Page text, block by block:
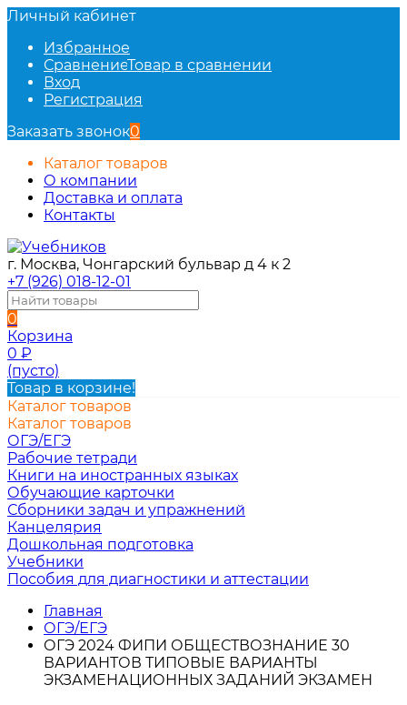
Личный кабинет
Избранное
СравнениеТовар в сравнении
Вход
Регистрация
Заказать звонок0
Каталог товаров
О компании
Доставка и оплата
Контакты
г. Москва, Чонгарский бульвар д 4 к 2
+7 (926) 018-12-01
0
Корзина
0 ₽
(пусто)
Товар в корзине!
Каталог товаров
Каталог товаров
ОГЭ/ЕГЭ
Рабочие тетради
Книги на иностранных языках
Обучающие карточки
Сборники задач и упражнений
Канцелярия
Дошкольная подготовка
Учебники
Пособия для диагностики и аттестации
Главная
ОГЭ/ЕГЭ
ОГЭ 2024 ФИПИ ОБЩЕСТВОЗНАНИЕ 30
ВАРИАНТОВ ТИПОВЫЕ ВАРИАНТЫ
ЭКЗАМЕНАЦИОННЫХ ЗАДАНИЙ ЭКЗАМЕН